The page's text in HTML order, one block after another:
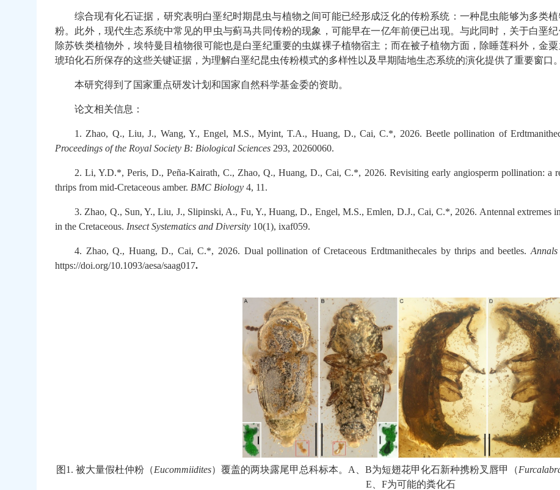
综合现有化石证据，研究表明白垩纪时期昆虫与植物之间可能已经形成泛化的传粉系统：一种昆虫能够为多类
粉。此外，现代生态系统中常见的甲虫与蓟马共同传粉的现象，可能早在一亿年前便已出现。与此同时，关于白垩
除苏铁类植物外，埃特曼目植物很可能也是白垩纪重要的虫媒裸子植物宿主；而在被子植物方面，除睡莲科外，金
琥珀化石所保存的这些关键证据，为理解白垩纪昆虫传粉模式的多样性以及早期陆地生态系统的演化提供了重要窗口。
本研究得到了国家重点研发计划和国家自然科学基金委的资助。
论文相关信息：
1. Zhao, Q., Liu, J., Wang, Y., Engel, M.S., Myint, T.A., Huang, D., Cai, C.*, 2026. Beetle pollination of
Proceedings of the Royal Society B: Biological Sciences 293, 20260060.
2. Li, Y.D.*, Peris, D., Peña-Kairath, C., Zhao, Q., Huang, D., Cai, C.*, 2026. Revisiting early angiosperm pollination: a
thrips from mid-Cretaceous amber. BMC Biology 4, 11.
3. Zhao, Q., Sun, Y., Liu, J., Slipinski, A., Fu, Y., Huang, D., Engel, M.S., Emlen, D.J., Cai, C.*, 2026. Antennal extremes
in the Cretaceous. Insect Systematics and Diversity 10(1), ixaf059.
4. Zhao, Q., Huang, D., Cai, C.*, 2026. Dual pollination of Cretaceous Erdtmanithecales by thrips and beetles.
https://doi.org/10.1093/aesa/saag017.
图 1. 被大量假杜仲粉（Eucommiidites）覆盖的两块露尾甲总科标本。 A B为短翅花甲化石新种携粉叉唇甲（
E
F为可能的粪化石